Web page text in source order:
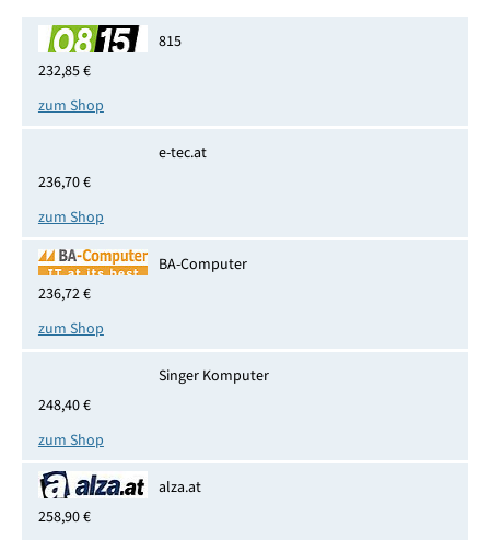
815
232,85 €
zum Shop
e-tec.at
236,70 €
zum Shop
BA-Computer
236,72 €
zum Shop
Singer Komputer
248,40 €
zum Shop
alza.at
258,90 €